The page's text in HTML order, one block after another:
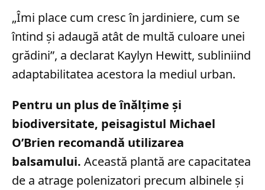
„Îmi place cum cresc în jardiniere, cum se
întind și adaugă atât de multă culoare unei
grădini”, a declarat Kaylyn Hewitt, subliniind
adaptabilitatea acestora la mediul urban.
Pentru un plus de înălțime și
biodiversitate, peisagistul Michael
O’Brien recomandă utilizarea
balsamului. Această plantă are capacitatea
de a atrage polenizatori precum albinele și